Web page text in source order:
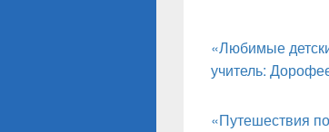
«Любимые
учитель:
«Путешествия